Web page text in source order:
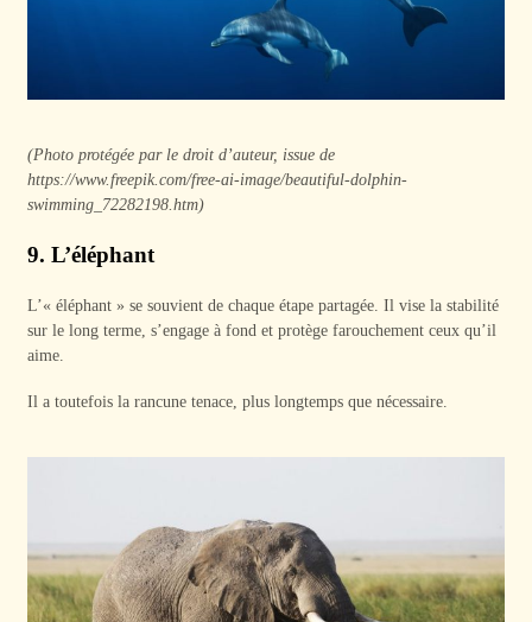
(Photo protégée par le droit d’auteur, issue de
https://www.freepik.com/free-ai-image/beautiful-dolphin-
swimming_72282198.htm)
9. L’éléphant
L’« éléphant » se souvient de chaque étape partagée. Il vise la stabilité
sur le long terme, s’engage à fond et protège farouchement ceux qu’il
aime.
Il a toutefois la rancune tenace, plus longtemps que nécessaire.